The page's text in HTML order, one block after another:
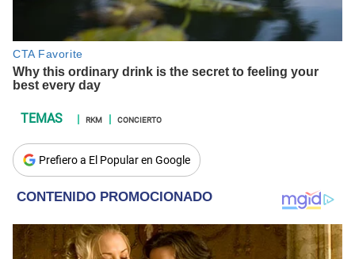
RKM CONCIERTO
Prefiero a El Popular en Google